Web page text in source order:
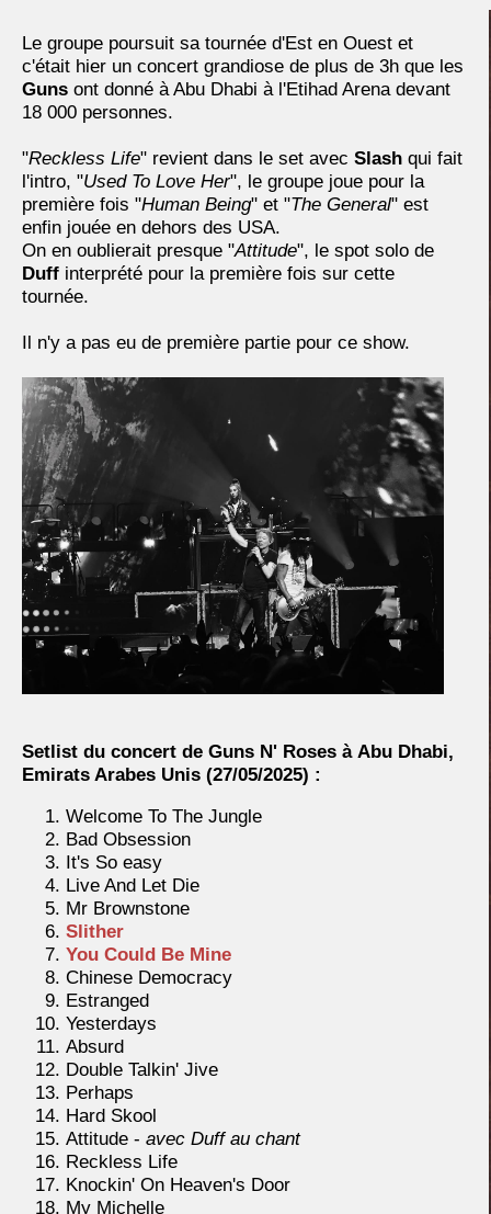
Le groupe poursuit sa tournée d'Est en Ouest et
c'était hier un concert grandiose de plus de 3h que les
Guns ont donné à Abu Dhabi à l'Etihad Arena devant
18 000 personnes.
"Reckless Life" revient dans le set avec Slash qui fait
l'intro, "Used To Love Her", le groupe joue pour la
première fois "Human Being" et "The General" est
enfin jouée en dehors des USA.
On en oublierait presque "Attitude", le spot solo de
Duff interprété pour la première fois sur cette
tournée.
Il n'y a pas eu de première partie pour ce show.
Setlist du concert de Guns N' Roses à Abu Dhabi,
Emirats Arabes Unis (27/05/2025) :
Welcome To The Jungle
Bad Obsession
It's So easy
Live And Let Die
Mr Brownstone
Slither
You Could Be Mine
Chinese Democracy
Estranged
Yesterdays
Absurd
Double Talkin' Jive
Perhaps
Hard Skool
Attitude - avec Duff au chant
Reckless Life
Knockin' On Heaven's Door
My Michelle